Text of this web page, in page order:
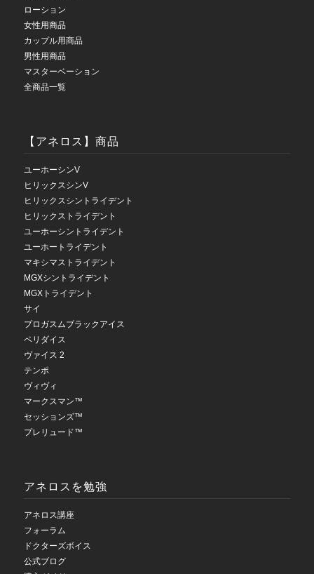
ローション
女性用商品
カップル用商品
男性用商品
マスターベーション
全商品一覧
【アネロス】商品
ユーホーシンV
ヒリックスシンV
ヒリックスシントライデント
ヒリックストライデント
ユーホーシントライデント
ユーホートライデント
マキシマストライデント
MGXシントライデント
MGXトライデント
サイ
プロガスムブラックアイス
ペリダイス
ヴァイス 2
テンポ
ヴィヴィ
マークスマン™
セッションズ™
プレリュード™
アネロスを勉強
アネロス講座
フォーラム
ドクターズボイス
公式ブログ